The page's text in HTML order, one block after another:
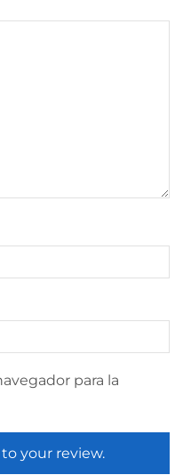
para la
your review.